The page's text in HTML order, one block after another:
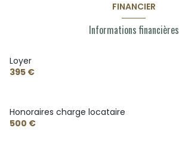
FINANCIER
Informations financières
Loyer
395 €
Honoraires charge locataire
500 €